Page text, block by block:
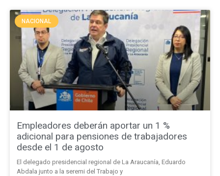
NACIONAL
Empleadores deberán aportar un 1 %
adicional para pensiones de trabajadores
desde el 1 de agosto
El delegado presidencial regional de La Araucanía, Eduardo
Abdala junto a la seremi del Trabajo y